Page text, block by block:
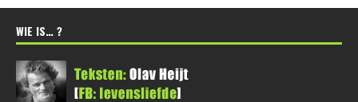
WIE IS… ?